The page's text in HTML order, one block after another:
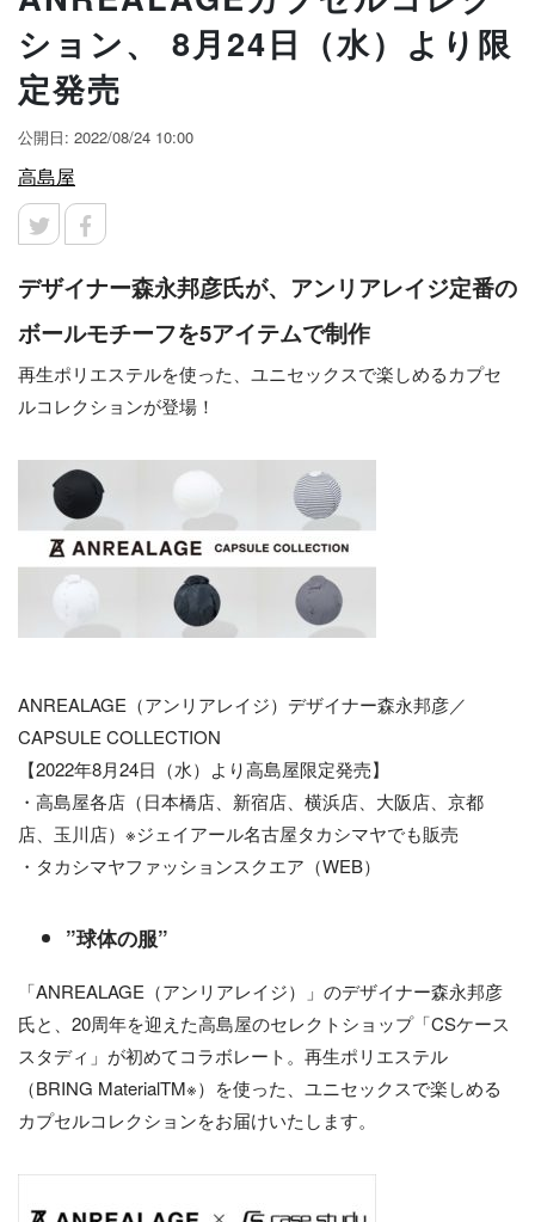
ション、 8月24日（水）より限
定発売
公開日: 2022/08/24 10:00
高島屋
デザイナー森永邦彦氏が、アンリアレイジ定番の
ボールモチーフを5アイテムで制作
再生ポリエステルを使った、ユニセックスで楽しめるカプセ
ルコレクションが登場！
ANREALAGE（アンリアレイジ）デザイナー森永邦彦／
CAPSULE COLLECTION
【2022年8月24日（水）より高島屋限定発売】
・高島屋各店（日本橋店、新宿店、横浜店、大阪店、京都
店、玉川店）※ジェイアール名古屋タカシマヤでも販売
・タカシマヤファッションスクエア（WEB）
”球体の服”
「ANREALAGE（アンリアレイジ）」のデザイナー森永邦彦
氏と、20周年を迎えた高島屋のセレクトショップ「CSケース
スタディ」が初めてコラボレート。再生ポリエステル
（BRING MaterialTM※）を使った、ユニセックスで楽しめる
カプセルコレクションをお届けいたします。